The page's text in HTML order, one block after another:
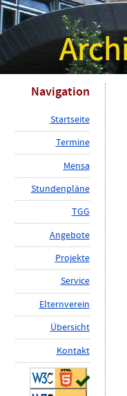
Navigation
Startseite
Termine
Mensa
Stundenpläne
TGG
Angebote
Projekte
Service
Elternverein
Übersicht
Kontakt